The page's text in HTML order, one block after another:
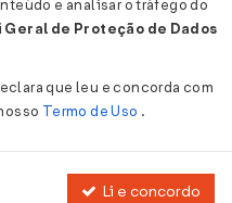
Nº 23 DE
e analisar o tráfego do
Geral de Proteção de Dados
que leu e concorda com
Termo de Uso .
Li e concordo